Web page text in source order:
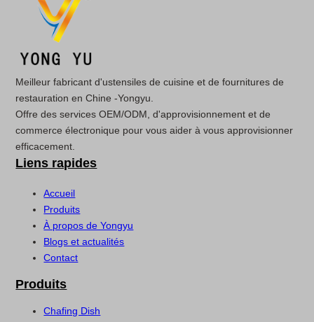
Meilleur fabricant d'ustensiles de cuisine et de fournitures de
restauration en Chine -Yongyu.
Offre des services OEM/ODM, d'approvisionnement et de
commerce électronique pour vous aider à vous approvisionner
efficacement.
Liens rapides
Accueil
Produits
À propos de Yongyu
Blogs et actualités
Contact
Produits
Chafing Dish